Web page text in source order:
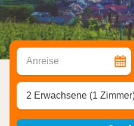
Anreise
2 Erwachsene (1